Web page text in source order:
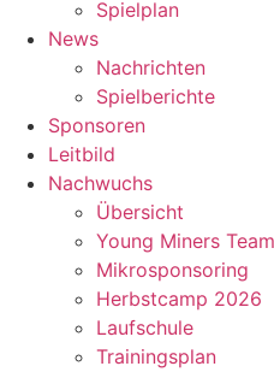
Spielplan
News
Nachrichten
Spielberichte
Sponsoren
Leitbild
Nachwuchs
Übersicht
Young Miners
Mikrosponsoring
Herbstcamp 2026
Laufschule
Trainingsplan